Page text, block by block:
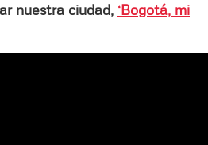
nuestra ciudad, ‘Bogotá, mi